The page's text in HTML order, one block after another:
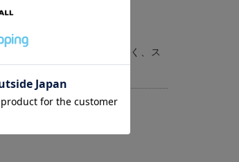
営業日以内に発送
合は約50日※確認事項がなく、ス
の目安）